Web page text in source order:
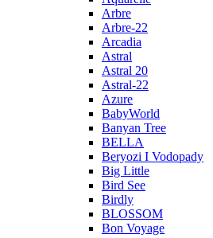
Arbre
Arbre-22
Arcadia
Astral
Astral 20
Astral-22
Azure
BabyWorld
Banyan Tree
BELLA
Beryozi I Vodopady
Big Little
Bird See
Birdly
BLOSSOM
Bon Voyage